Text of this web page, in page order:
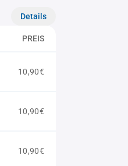
Details
PREIS
10,90€
10,90€
10,90€